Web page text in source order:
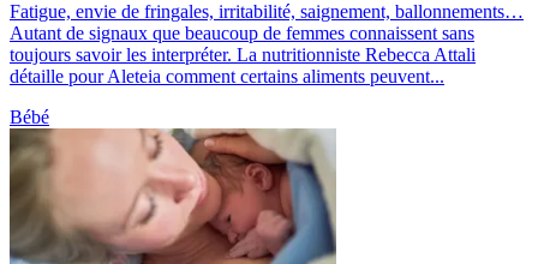
Fatigue, envie de fringales, irritabilité, saignement, ballonnements…
Autant de signaux que beaucoup de femmes connaissent sans
toujours savoir les interpréter. La nutritionniste Rebecca Attali
détaille pour Aleteia comment certains aliments peuvent...
Bébé